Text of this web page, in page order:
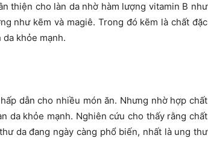
thiện cho làn da nhờ hàm lượng vitamin B như
như kẽm và magiê. Trong đó kẽm là chất đặc
khỏe mạnh.
dẫn cho nhiều món ăn. Nhưng nhờ hợp chất
da khỏe mạnh. Nghiên cứu cho thấy rằng chất
da đang ngày càng phổ biến, nhất là ung thư